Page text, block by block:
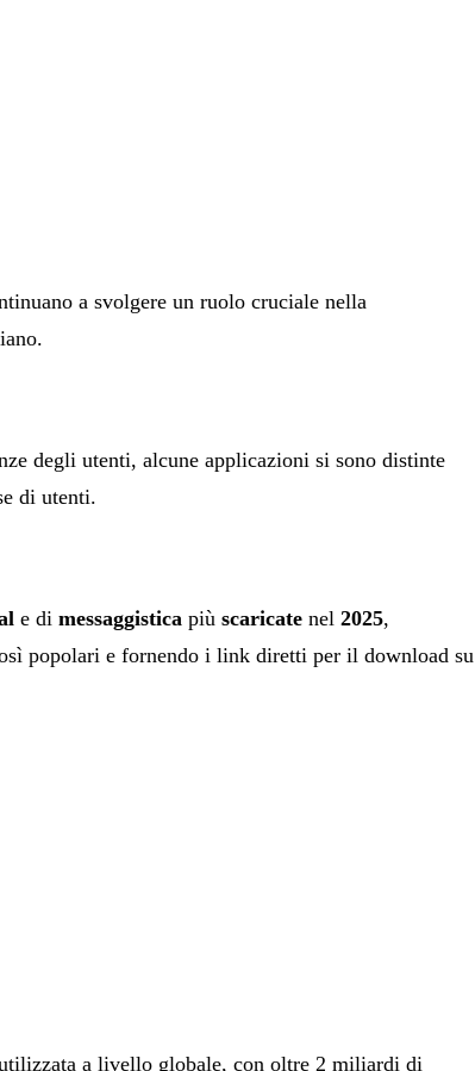
a svolgere un ruolo cruciale nella
degli utenti, alcune applicazioni si sono distinte
di utenti.
e di messaggistica più scaricate nel 2025,
popolari e fornendo i link diretti per il download su
a livello globale, con oltre 2 miliardi di